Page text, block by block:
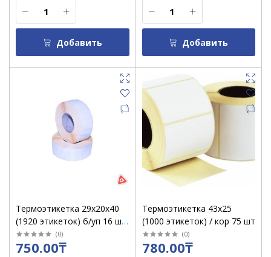
Добавить Добавить
Термоэтикетка 29х20х40
(1920 этикеток) б/уп 16 шт
/кор 64 шт
(0)
750.00₸
Термоэтикетка 43х25
(1000 этикеток) / кор 75 шт
(0)
780.00₸